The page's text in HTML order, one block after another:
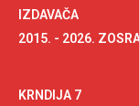
IZDAVAČA
2015. - 2026.
KRNDIJA 7